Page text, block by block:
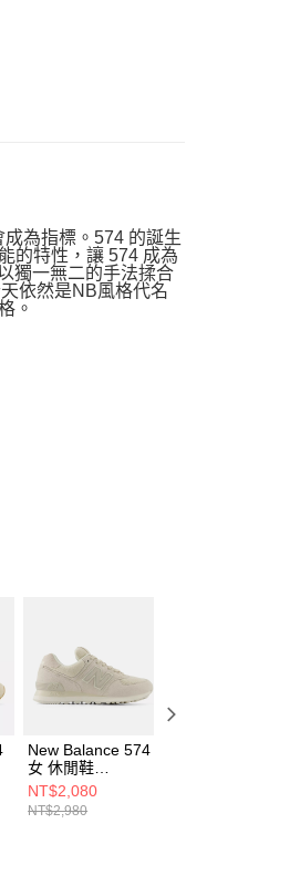
為指標。574 的誕生
的特性，讓 574 成為
獨一無二的手法揉合
依然是NB風格代名
。
New Balance 574
女 休閒鞋
WL574CBG-B
NT$2,080
NT$2,980